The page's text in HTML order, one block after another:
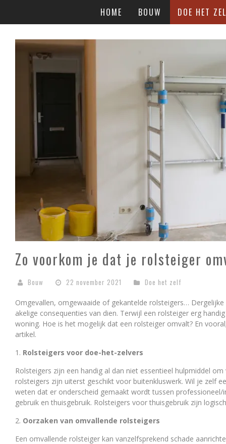
HOME BOUW DOE HET
Zo voorkom je dat je rolsteiger
Bouw 22 november 2021 Doe het zelf
Omgevallen, omgewaaide of gekantelde rolsteigers…
akelige consequenties van dien. Terwijl een rolsteiger erg
woning. Hoe is het mogelijk dat een rolsteiger omvalt? En
artikel.
Rolsteigers voor doe-het-zelvers
Rolsteigers zijn een handig al dan niet essentieel hulpmiddel
rolsteigers zijn uiterst geschikt voor buitenkluswerk. Wil je zelf
weten dat er onderscheid gemaakt wordt tussen
gebruik en thuisgebruik. Rolsteigers voor thuisgebruik zijn
Oorzaken van omvallende rolsteigers
Een omvallende rolsteiger kan vanzelfsprekend schade